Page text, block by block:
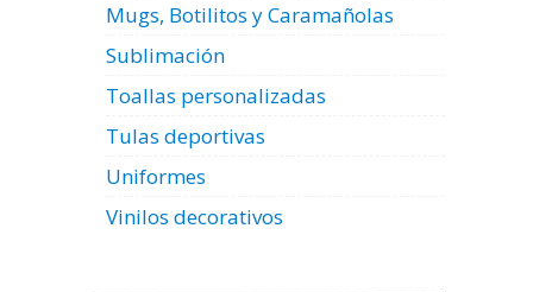
Mugs, Botilitos y Caramañolas
Sublimación
Toallas personalizadas
Tulas deportivas
Uniformes
Vinilos decorativos